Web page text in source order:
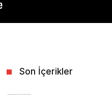
Son İçerikler